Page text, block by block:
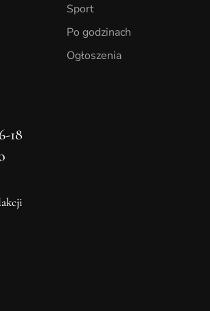
Sport
Po godzinach
Ogłoszenia
18